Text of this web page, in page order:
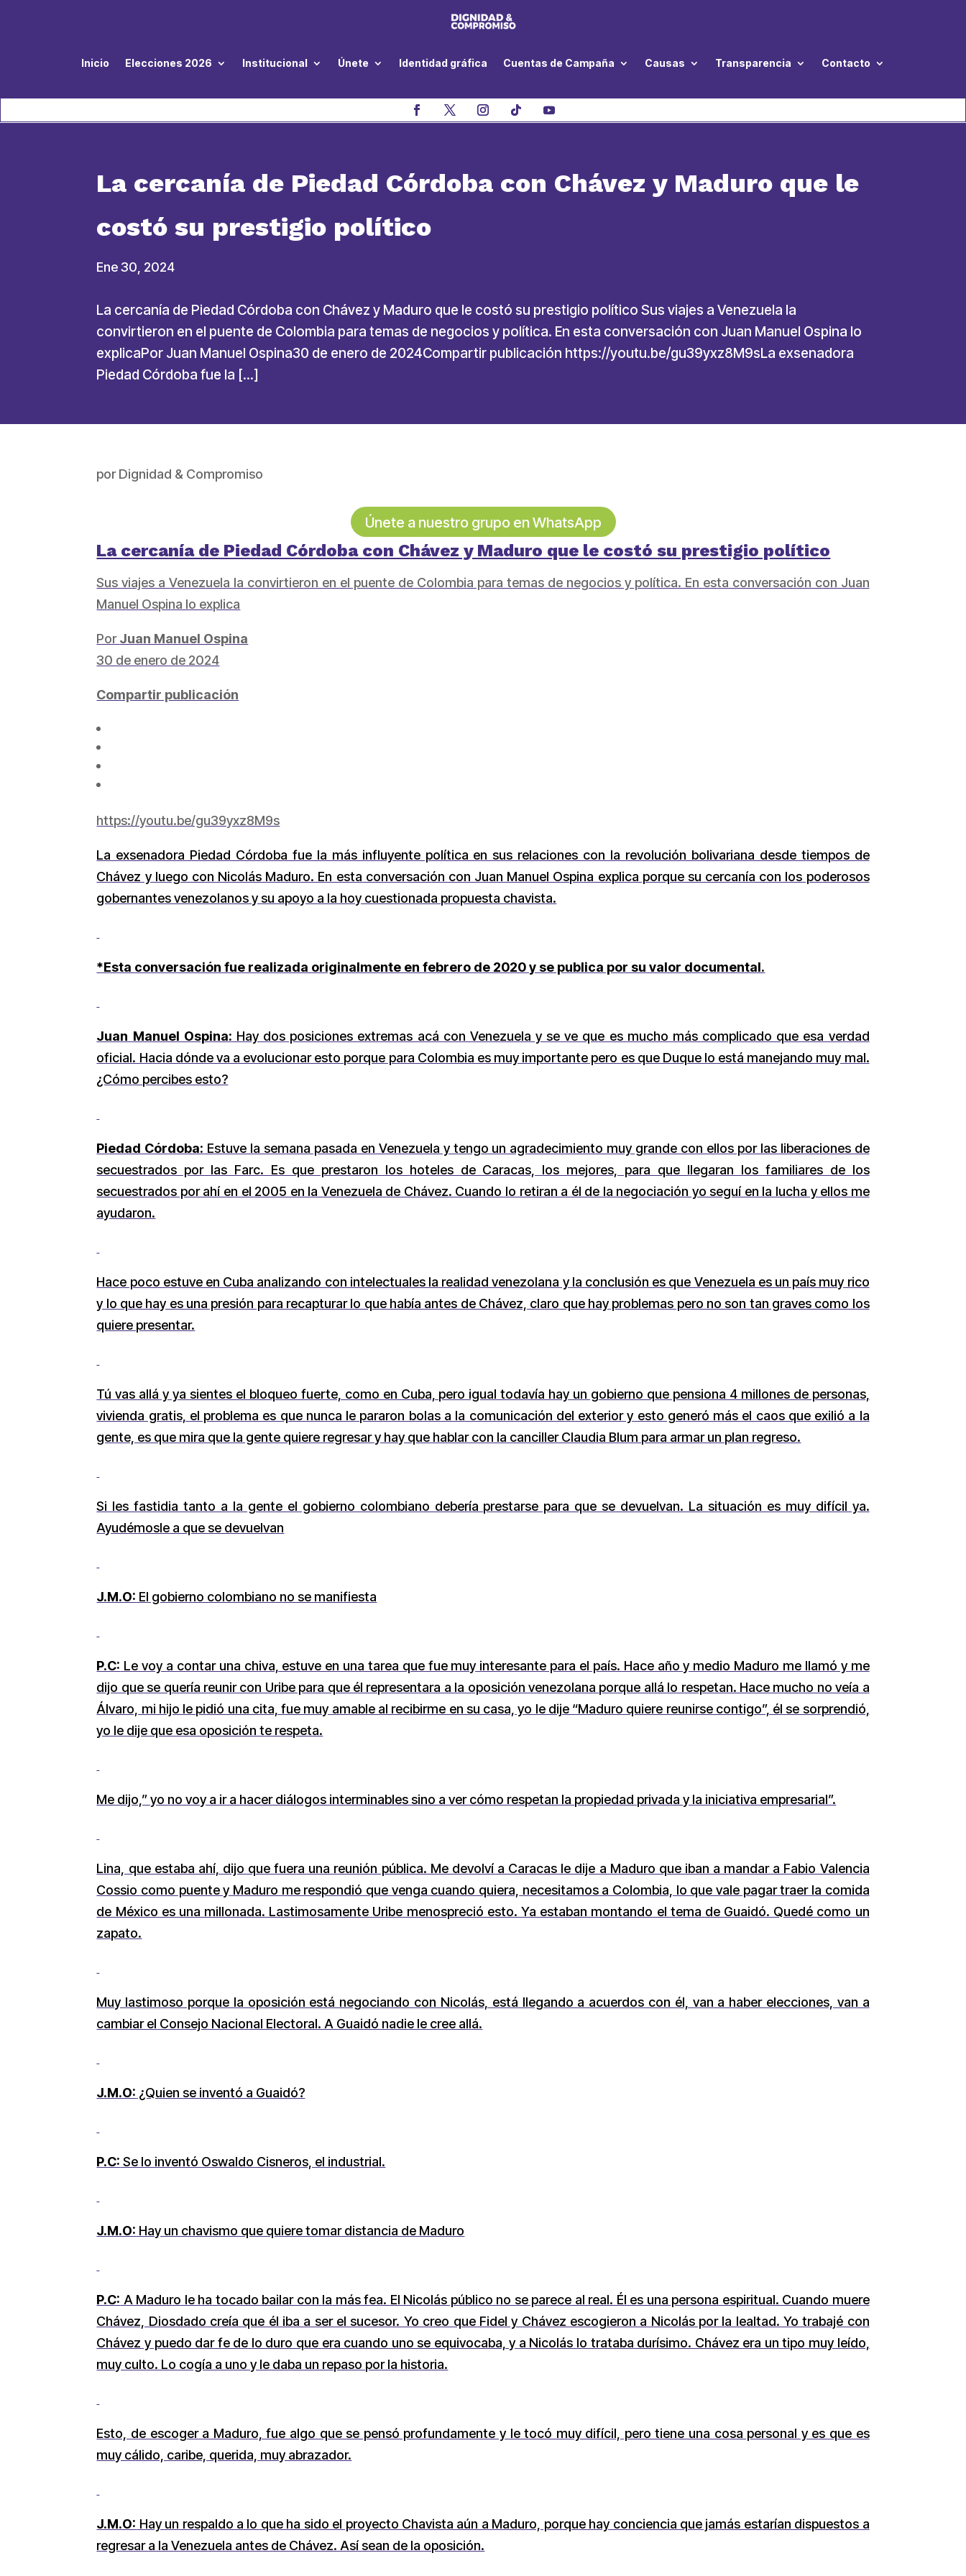
Inicio Elecciones 2026 Institucional Únete Identidad gráfica Cuentas de Campaña Causas Transparencia Contacto
La cercanía de Piedad Córdoba con Chávez y Maduro que le
costó su prestigio político
Ene 30, 2024
La cercanía de Piedad Córdoba con Chávez y Maduro que le costó su prestigio político Sus viajes a Venezuela la
convirtieron en el puente de Colombia para temas de negocios y política. En esta conversación con Juan Manuel Ospina lo
explicaPor Juan Manuel Ospina30 de enero de 2024Compartir publicación https://youtu.be/gu39yxz8M9sLa exsenadora
Piedad Córdoba fue la […]
porDignidad & Compromiso
Únete a nuestro grupo en WhatsApp
La cercanía de Piedad Córdoba con Chávez y Maduro que le costó su prestigio político
Sus viajes a Venezuela la convirtieron en el puente de Colombia para temas de negocios y política. En esta conversación con Juan
Manuel Ospina lo explica
PorJuan Manuel Ospina
30 de enero de 2024
Compartir publicación
https://youtu.be/gu39yxz8M9s
La exsenadora Piedad Córdoba fue la más influyente política en sus relaciones con la revolución bolivariana desde tiempos de
Chávez y luego con Nicolás Maduro. En esta conversación con Juan Manuel Ospina explica porque su cercanía con los poderosos
gobernantes venezolanos y su apoyo a la hoy cuestionada propuesta chavista.
*Esta conversación fue realizada originalmente en febrero de 2020 y se publica por su valor documental.
Juan Manuel Ospina: Hay dos posiciones extremas acá con Venezuela y se ve que es mucho más complicado que esa verdad
oficial. Hacia dónde va a evolucionar esto porque para Colombia es muy importante pero es que Duque lo está manejando muy mal.
¿Cómo percibes esto?
Piedad Córdoba: Estuve la semana pasada en Venezuela y tengo un agradecimiento muy grande con ellos por las liberaciones de
secuestrados por las Farc. Es que prestaron los hoteles de Caracas, los mejores, para que llegaran los familiares de los
secuestrados por ahí en el 2005 en la Venezuela de Chávez. Cuando lo retiran a él de la negociación yo seguí en la lucha y ellos me
ayudaron.
Hace poco estuve en Cuba analizando con intelectuales la realidad venezolana y la conclusión es que Venezuela es un país muy rico
y lo que hay es una presión para recapturar lo que había antes de Chávez, claro que hay problemas pero no son tan graves como los
quiere presentar.
Tú vas allá y ya sientes el bloqueo fuerte, como en Cuba, pero igual todavía hay un gobierno que pensiona 4 millones de personas,
vivienda gratis, el problema es que nunca le pararon bolas a la comunicación del exterior y esto generó más el caos que exilió a la
gente, es que mira que la gente quiere regresar y hay que hablar con la canciller Claudia Blum para armar un plan regreso.
Si les fastidia tanto a la gente el gobierno colombiano debería prestarse para que se devuelvan. La situación es muy difícil ya.
Ayudémosle a que se devuelvan
J.M.O: El gobierno colombiano no se manifiesta
P.C: Le voy a contar una chiva, estuve en una tarea que fue muy interesante para el país. Hace año y medio Maduro me llamó y me
dijo que se quería reunir con Uribe para que él representara a la oposición venezolana porque allá lo respetan. Hace mucho no veía a
Álvaro, mi hijo le pidió una cita, fue muy amable al recibirme en su casa, yo le dije “Maduro quiere reunirse contigo”, él se sorprendió,
yo le dije que esa oposición te respeta.
Me dijo,” yo no voy a ir a hacer diálogos interminables sino a ver cómo respetan la propiedad privada y la iniciativa empresarial”.
Lina, que estaba ahí, dijo que fuera una reunión pública. Me devolví a Caracas le dije a Maduro que iban a mandar a Fabio Valencia
Cossio como puente y Maduro me respondió que venga cuando quiera, necesitamos a Colombia, lo que vale pagar traer la comida
de México es una millonada. Lastimosamente Uribe menospreció esto. Ya estaban montando el tema de Guaidó. Quedé como un
zapato.
Muy lastimoso porque la oposición está negociando con Nicolás, está llegando a acuerdos con él, van a haber elecciones, van a
cambiar el Consejo Nacional Electoral. A Guaidó nadie le cree allá.
J.M.O: ¿Quien se inventó a Guaidó?
P.C: Se lo inventó Oswaldo Cisneros, el industrial.
J.M.O: Hay un chavismo que quiere tomar distancia de Maduro
P.C: A Maduro le ha tocado bailar con la más fea. El Nicolás público no se parece al real. Él es una persona espiritual. Cuando muere
Chávez, Diosdado creía que él iba a ser el sucesor. Yo creo que Fidel y Chávez escogieron a Nicolás por la lealtad. Yo trabajé con
Chávez y puedo dar fe de lo duro que era cuando uno se equivocaba, y a Nicolás lo trataba durísimo. Chávez era un tipo muy leído,
muy culto. Lo cogía a uno y le daba un repaso por la historia.
Esto, de escoger a Maduro, fue algo que se pensó profundamente y le tocó muy difícil, pero tiene una cosa personal y es que es
muy cálido, caribe, querida, muy abrazador.
J.M.O: Hay un respaldo a lo que ha sido el proyecto Chavista aún a Maduro, porque hay conciencia que jamás estarían dispuestos a
regresar a la Venezuela antes de Chávez. Así sean de la oposición.